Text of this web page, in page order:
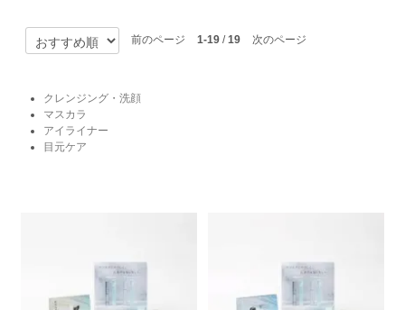
前のページ 1-19 /19 次のページ
クレンジング・洗顔
マスカラ
アイライナー
目元ケア